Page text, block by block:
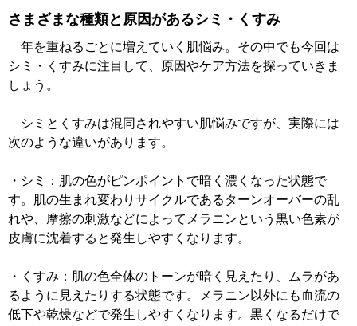
さまざまな種類と原因があるシミ・くすみ
年を重ねるごとに増えていく肌悩み。その中でも今回は
シミ・くすみに注目して、原因やケア方法を探っていきま
しょう。
シミとくすみは混同されやすい肌悩みですが、実際には
次のような違いがあります。
・シミ：肌の色がピンポイントで暗く濃くなった状態で
す。肌の生まれ変わりサイクルであるターンオーバーの乱
れや、摩擦の刺激などによってメラニンという黒い色素が
皮膚に沈着すると発生しやすくなります。
・くすみ：肌の色全体のトーンが暗く見えたり、ムラがあ
るように見えたりする状態です。メラニン以外にも血流の
低下や乾燥などで発生しやすくなります。黒くなるだけで